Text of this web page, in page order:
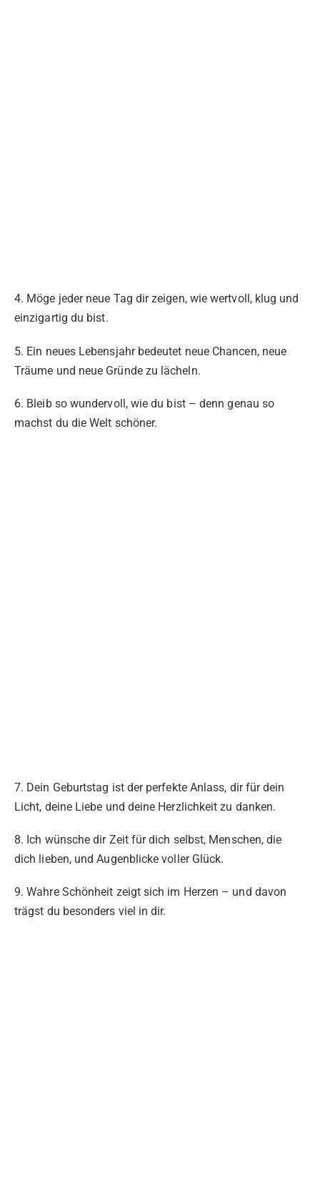
4. Möge jeder neue Tag dir zeigen, wie wertvoll, klug und
einzigartig du bist.
5. Ein neues Lebensjahr bedeutet neue Chancen, neue
Träume und neue Gründe zu lächeln.
6. Bleib so wundervoll, wie du bist – denn genau so
machst du die Welt schöner.
7. Dein Geburtstag ist der perfekte Anlass, dir für dein
Licht, deine Liebe und deine Herzlichkeit zu danken.
8. Ich wünsche dir Zeit für dich selbst, Menschen, die
dich lieben, und Augenblicke voller Glück.
9. Wahre Schönheit zeigt sich im Herzen – und davon
trägst du besonders viel in dir.